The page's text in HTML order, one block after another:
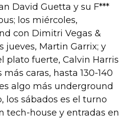
David Guetta y su F***
los miércoles,
con Dimitri Vegas &
jueves, Martin Garrix; y
plato fuerte, Calvin Harris
más caras, hasta 130-140
algo más underground
los sábados es el turno
tech-house y entradas en